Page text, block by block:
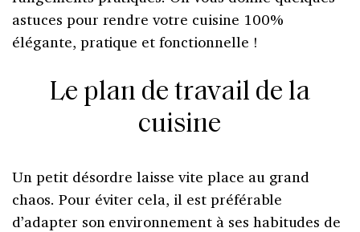
astuces pour rendre votre cuisine 100%
élégante, pratique et fonctionnelle !
Le plan de travail de la
cuisine
Un petit désordre laisse vite place au grand
chaos. Pour éviter cela, il est préférable
d’adapter son environnement à ses habitudes de